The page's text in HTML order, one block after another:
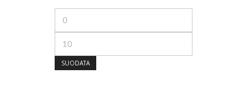
SUODATA